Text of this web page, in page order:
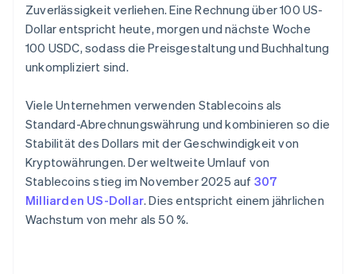
Zuverlässigkeit verliehen. Eine Rechnung über 100 US-
Dollar entspricht heute, morgen und nächste Woche
100 USDC, sodass die Preisgestaltung und Buchhaltung
unkompliziert sind.
Viele Unternehmen verwenden Stablecoins als
Standard-Abrechnungswährung und kombinieren so die
Stabilität des Dollars mit der Geschwindigkeit von
Kryptowährungen. Der weltweite Umlauf von
Stablecoins stieg im November 2025 auf 307
Milliarden US-Dollar. Dies entspricht einem jährlichen
Wachstum von mehr als 50 %.